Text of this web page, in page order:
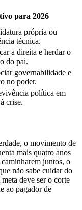
para 2026
própria ou
técnica.
a direita e herdar o
do pai.
governabilidade e
no poder.
política em
crise.
o movimento de
mais quatro anos
juntos, o
não sabe cuidar do
deve ser o corte
ao pagador de